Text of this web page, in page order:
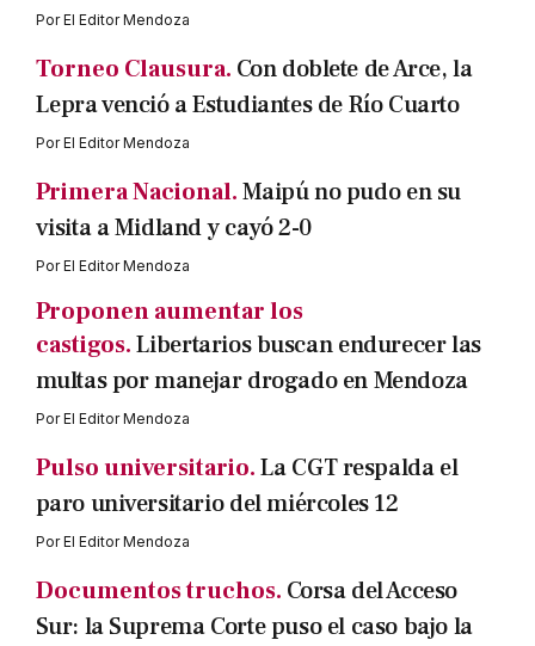
PorEl Editor Mendoza
Torneo Clausura. Con doblete de Arce, la
Lepra venció a Estudiantes de Río Cuarto
PorEl Editor Mendoza
Primera Nacional.Maipú no pudo en su
visita a Midland y cayó 2-0
PorEl Editor Mendoza
Proponen aumentar los
castigos.Libertarios buscan endurecer las
multas por manejar drogado en Mendoza
PorEl Editor Mendoza
Pulso universitario.La CGT respalda el
paro universitario del miércoles 12
PorEl Editor Mendoza
Documentos truchos. Corsa del Acceso
Sur: la Suprema Corte puso el caso bajo la